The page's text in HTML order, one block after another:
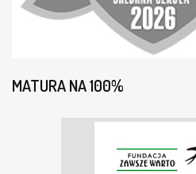
MATURA NA 100%